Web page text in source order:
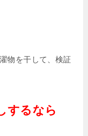
物を干して、検証
するなら